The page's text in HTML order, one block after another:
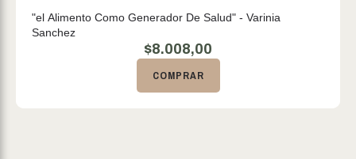
"el Alimento Como Generador De Salud" - Varinia
Sanchez
$8.008,00
COMPRAR